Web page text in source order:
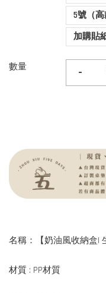
5號（高
加購貼
數量 -
名稱：【奶油風收納盒|
材質 : PP材質